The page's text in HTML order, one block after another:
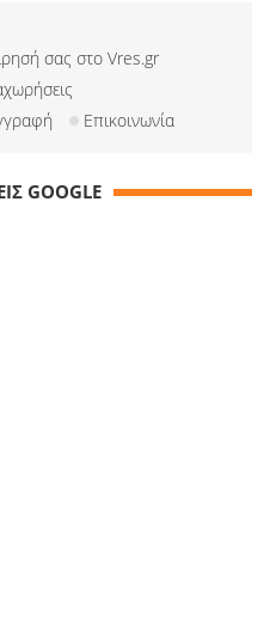
σας στο Vres.gr
Επικοινωνία
GOOGLE